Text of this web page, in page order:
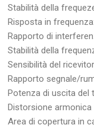
Stabilità della
Risposta in
Rapporto di
Stabilità della
Sensibilità del
Rapporto segnale/
Potenza di uscita del
Distorsione armonica
Area di copertura in